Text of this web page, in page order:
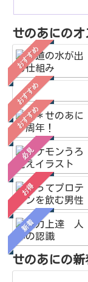
せのあにの
おすすめ
おすすめ
おすすめ
必見
お得
新着
せのあにの新